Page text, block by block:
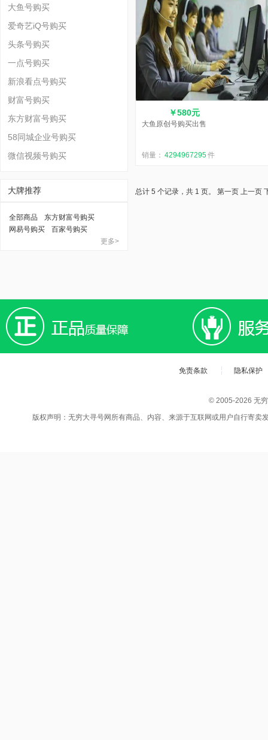
大鱼号购买
爱奇艺iQ号购买
头条号购买
一点号购买
新浪看点号购买
财富号购买
东方财富号购买
58同城企业号购买
微信视频号购买
大牌推荐
全部商品
东方财富号购买
网易号购买
百家号购买
更多>
￥580元
大鱼原创号购买出售
销量： 4294967295件
总计 5 个记录，共 1 页。 第一页 上一页
免责条款 隐私保护
© 2005-2026 无
版权声明：无穷大寻号网所有商品、内容、来源于互联网或用户自行寄卖